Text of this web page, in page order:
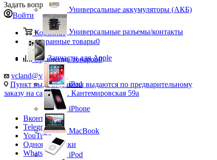
Задать вопрос
Войти
Корзина0
Избранные товары0
Сравнение товаров0
vcland@vcland.ru
Пункт выдачи (заказы выдаются по предварительному
заказу на сайте), ул. Кантемировская 59а
Вконтакте
Telegram
YouTube
Одноклассники
WhatsApp
Универсальные аккумуляторы (АКБ)
Универсальные разъемы/контакты
Запчасти для Apple
iPad
iPhone
MacBook
iPod